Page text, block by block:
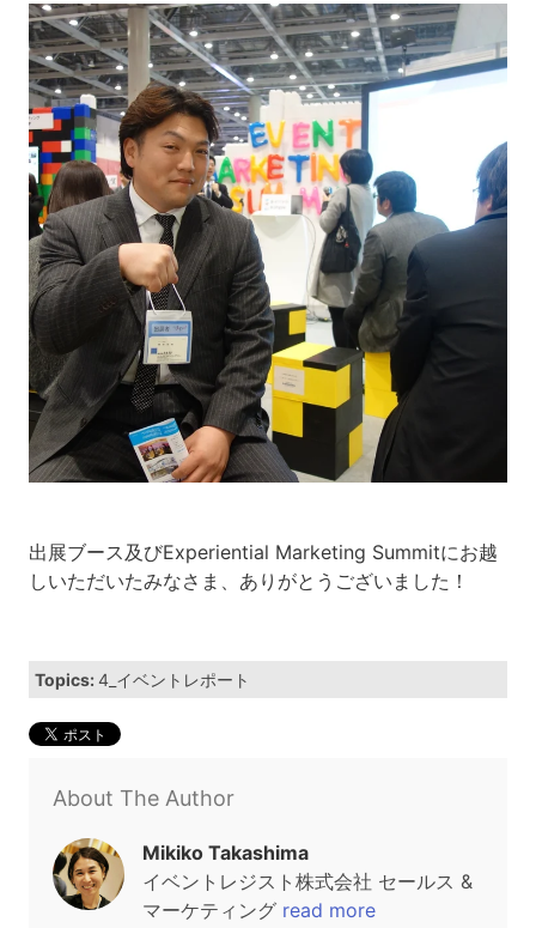
出展ブース及びExperiential Marketing Summitにお越
しいただいたみなさま、ありがとうございました！
Topics:4_イベントレポート
About The Author
Mikiko Takashima
イベントレジスト株式会社 セールス &
マーケティング read more